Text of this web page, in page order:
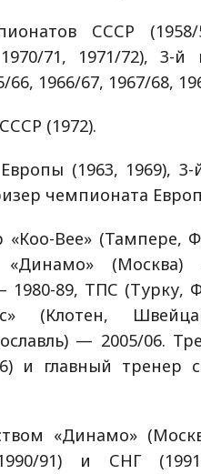
СССР (1958/
71, 1971/72), 3-
1966/67, 1967/68,
(1972).
(1963, 1969), 3-
чемпионата
Вее» (Тампере,
«Динамо» (Москва)
1980-89, ТПС (Турку,
(Клотен,
— 2005/06.
и главный
«Динамо»
91) и СНГ